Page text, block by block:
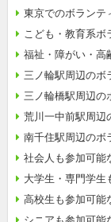
東京でのボランテ
こども・教育系ボ
福祉・障がい・高
三ノ輪駅周辺のボ
三ノ輪橋駅周辺の
荒川一中前駅周辺
南千住駅周辺のボ
社会人も参加可能
大学生・専門学生
高校生も参加可能